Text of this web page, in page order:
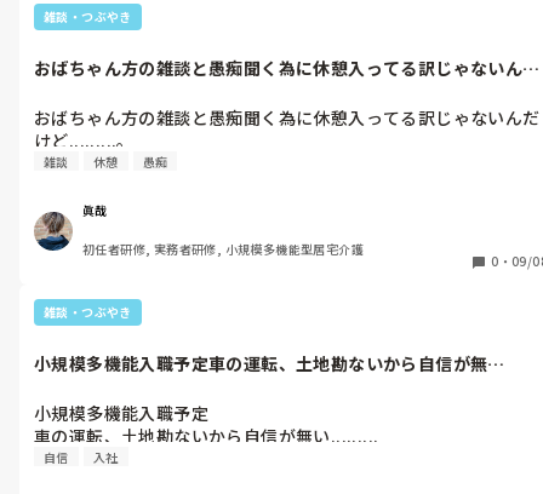
雑談・つぶやき
おばちゃん方の雑談と愚痴聞く為に休憩入ってる訳じゃないんだ
おばちゃん方の雑談と愚痴聞く為に休憩入ってる訳じゃないんだ
けど.........。
雑談 休憩 愚痴
眞哉
初任者研修, 実務者研修, 小規模多機能型居宅介護
0 ・ 09/
雑談・つぶやき
小規模多機能入職予定車の運転、土地勘ないから自信が無
小規模多機能入職予定
車の運転、土地勘ないから自信が無い.........
自信 入社